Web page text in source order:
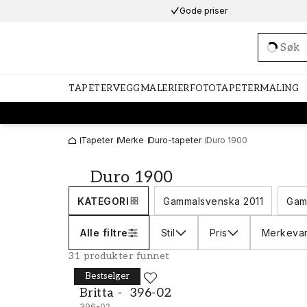
Gode priser
TAPETERVEGGMALERIERFOTOTAPETERMALING
Tapeter Merke Duro-tapeter Duro 1900
Duro 1900
KATEGORI Gammalsvenska 2011
Alle filtre Stil Pris
31 produkter funnet
Bestselger
DURO
Britta - 396-02
Britta - 396-02